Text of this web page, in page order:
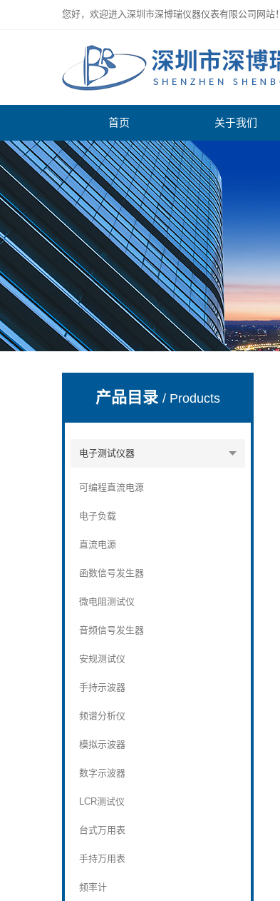
您好，欢迎进入深圳市深博瑞仪器仪表有限公司网站！
深圳市深博瑞仪器仪表有限公司
首页 关于我们
产品目录/ Products
电子测试仪器
可编程直流电源
电子负载
直流电源
函数信号发生器
微电阻测试仪
音频信号发生器
安规测试仪
手持示波器
频谱分析仪
模拟示波器
数字示波器
LCR测试仪
台式万用表
手持万用表
频率计